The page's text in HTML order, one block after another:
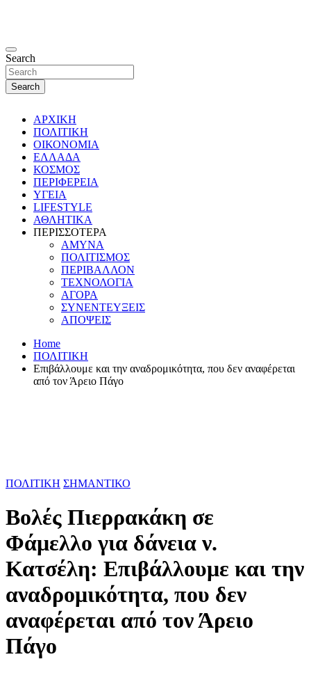
Search
Search
ΑΡΧΙΚΗ
ΠΟΛΙΤΙΚΗ
ΟΙΚΟΝΟΜΙΑ
ΕΛΛΑΔΑ
ΚΟΣΜΟΣ
ΠΕΡΙΦΕΡΕΙΑ
ΥΓΕΙΑ
LIFESTYLE
ΑΘΛΗΤΙΚΑ
ΠΕΡΙΣΣΟΤΕΡΑ
ΑΜΥΝΑ
ΠΟΛΙΤΙΣΜΟΣ
ΠΕΡΙΒΑΛΛΟΝ
ΤΕΧΝΟΛΟΓΙΑ
ΑΓΟΡΑ
ΣΥΝΕΝΤΕΥΞΕΙΣ
ΑΠΟΨΕΙΣ
Home
ΠΟΛΙΤΙΚΗ
Επιβάλλουμε και την αναδρομικότητα, που δεν αναφέρεται
από τον Άρειο Πάγο
ΠΟΛΙΤΙΚΗ ΣΗΜΑΝΤΙΚΟ
Βολές Πιερρακάκη σε
Φάμελλο για δάνεια ν.
Κατσέλη: Επιβάλλουμε και την
αναδρομικότητα, που δεν
αναφέρεται από τον Άρειο
Πάγο